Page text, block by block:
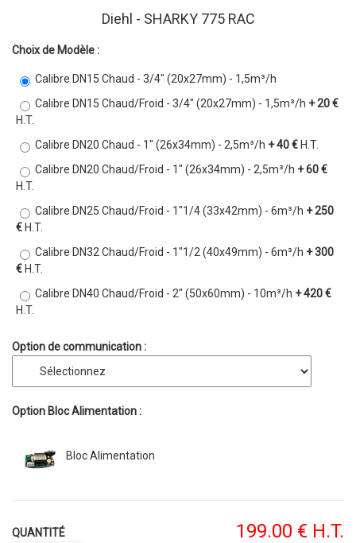
Diehl - SHARKY 775 RAC
Choix de Modèle :
Calibre DN15 Chaud - 3/4" (20x27mm) - 1,5m³/h
Calibre DN15 Chaud/Froid - 3/4" (20x27mm) - 1,5m³/h + 20 €
H.T.
Calibre DN20 Chaud - 1" (26x34mm) - 2,5m³/h + 40 € H.T.
Calibre DN20 Chaud/Froid - 1" (26x34mm) - 2,5m³/h + 60 €
H.T.
Calibre DN25 Chaud/Froid - 1"1/4 (33x42mm) - 6m³/h + 250
€ H.T.
Calibre DN32 Chaud/Froid - 1"1/2 (40x49mm) - 6m³/h + 300
€ H.T.
Calibre DN40 Chaud/Froid - 2" (50x60mm) - 10m³/h + 420 €
H.T.
Option de communication :
Option Bloc Alimentation :
Bloc Alimentation
199.00 € H.T.
QUANTITÉ